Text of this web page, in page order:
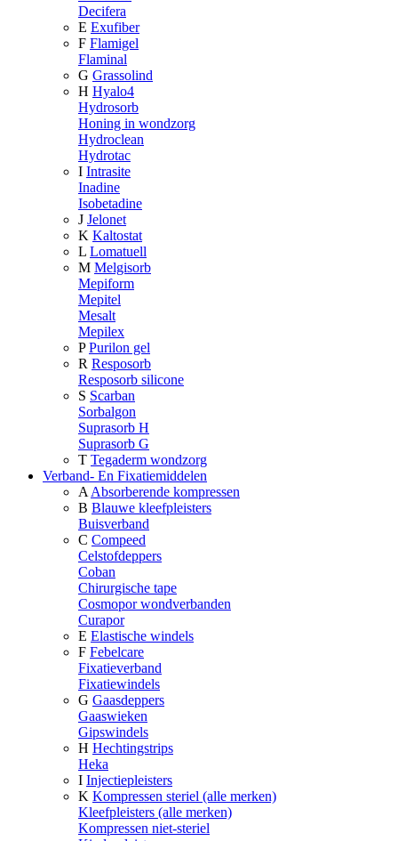
Decifera
E Exufiber
F Flamigel
Flaminal
G Grassolind
H Hyalo4
Hydrosorb
Honing in wondzorg
Hydroclean
Hydrotac
I Intrasite
Inadine
Isobetadine
J Jelonet
K Kaltostat
L Lomatuell
M Melgisorb
Mepiform
Mepitel
Mesalt
Mepilex
P Purilon gel
R Resposorb
Resposorb silicone
S Scarban
Sorbalgon
Suprasorb H
Suprasorb G
T Tegaderm wondzorg
Verband- En Fixatiemiddelen
A Absorberende kompressen
B Blauwe kleefpleisters
Buisverband
C Compeed
Celstofdeppers
Coban
Chirurgische tape
Cosmopor wondverbanden
Curapor
E Elastische windels
F Febelcare
Fixatieverband
Fixatiewindels
G Gaasdeppers
Gaaswieken
Gipswindels
H Hechtingstrips
Heka
I Injectiepleisters
K Kompressen steriel (alle merken)
Kleefpleisters (alle merken)
Kompressen niet-steriel